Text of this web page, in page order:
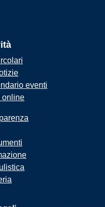
eventi
online